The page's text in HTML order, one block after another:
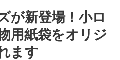
が新登場！小ロ
用紙袋をオリジ
ます